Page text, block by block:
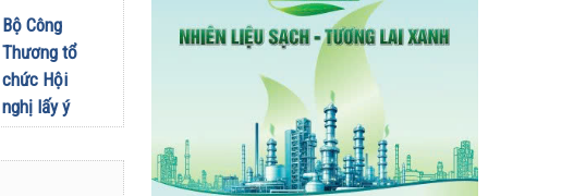
chính mình
01/08/2026
xanh
31/07/2026
phương
hướng,
nhiệm vụ
trọng tâm
tháng
Bộ Công
Thương tổ
chức Hội
nghị lấy ý
kiến dự
thảo Nghị